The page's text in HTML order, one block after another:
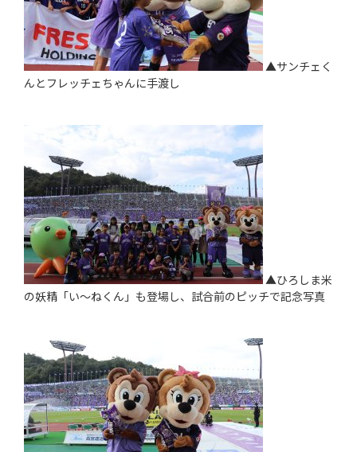
▲サンチェく
んとフレッチェちゃんに手渡し
▲ひろしま米
の妖精「い～ねくん」も登場し、試合前のピッチで記念写真